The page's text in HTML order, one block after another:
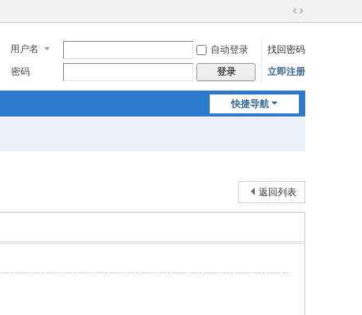
切
到
宽
用户名 自动登录
找回密码
密码
登录 立即注册
快捷导航
返回列表